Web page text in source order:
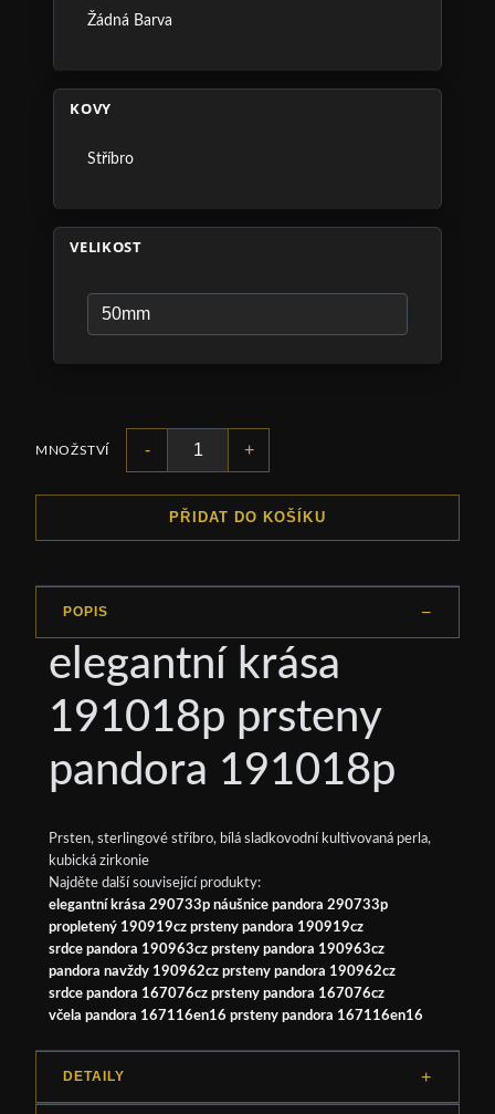
Žádná Barva
KOVY
Stříbro
VELIKOST
MNOŽSTVÍ - +
PŘIDAT DO KOŠÍKU
POPIS
elegantní krása
191018p prsteny
pandora 191018p
Prsten, sterlingové stříbro, bílá sladkovodní kultivovaná perla,
kubická zirkonie
Najděte další související produkty:
elegantní krása 290733p náušnice pandora 290733p
propletený 190919cz prsteny pandora 190919cz
srdce pandora 190963cz prsteny pandora 190963cz
pandora navždy 190962cz prsteny pandora 190962cz
srdce pandora 167076cz prsteny pandora 167076cz
včela pandora 167116en16 prsteny pandora 167116en16
DETAILY